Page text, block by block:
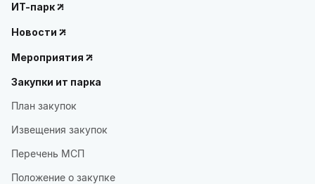
ИТ-парк
Новости
Мероприятия
Закупки ит парка
План закупок
Извещения закупок
Перечень МСП
Положение о закупке